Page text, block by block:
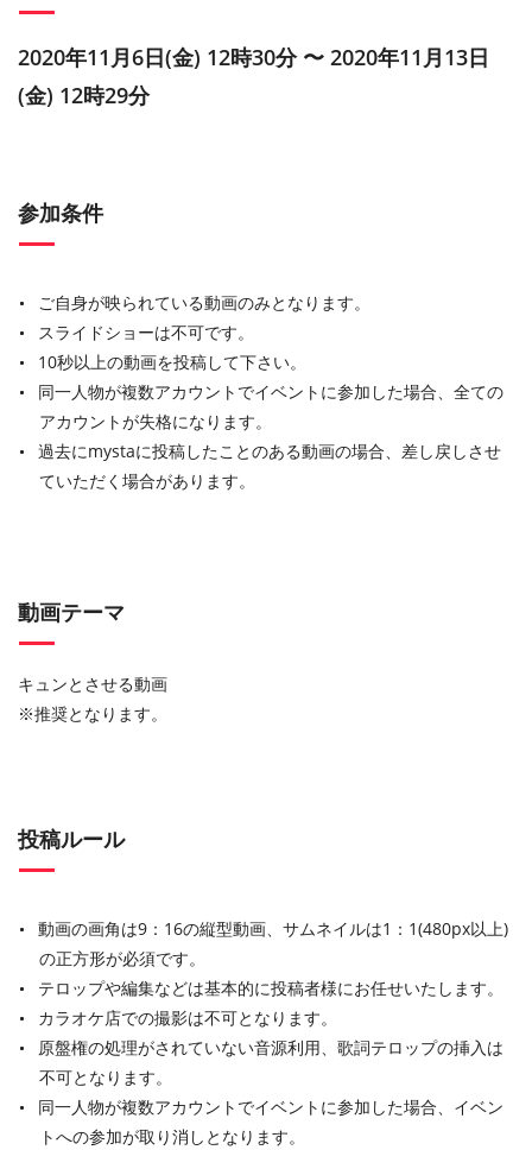
2020年11月6日(金) 12時30分 〜 2020年11月13日
(金) 12時29分
参加条件
ご自身が映られている動画のみとなります。
スライドショーは不可です。
10秒以上の動画を投稿して下さい。
同一人物が複数アカウントでイベントに参加した場合、全ての
アカウントが失格になります。
過去にmystaに投稿したことのある動画の場合、差し戻しさせ
ていただく場合があります。
動画テーマ
キュンとさせる動画
※推奨となります。
投稿ルール
動画の画角は9：16の縦型動画、サムネイルは1：1(480px以上)
の正方形が必須です。
テロップや編集などは基本的に投稿者様にお任せいたします。
カラオケ店での撮影は不可となります。
原盤権の処理がされていない音源利用、歌詞テロップの挿入は
不可となります。
同一人物が複数アカウントでイベントに参加した場合、イベン
トへの参加が取り消しとなります。